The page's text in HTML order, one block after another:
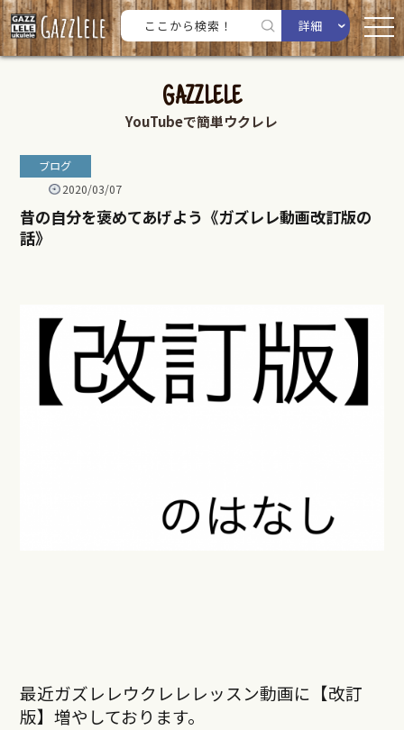
詳細
GAZZLELE
YouTubeで簡単ウクレレ
ブログ
2020/03/07
昔の自分を褒めてあげよう《ガズレレ動画改訂版の
話》
最近ガズレレウクレレレッスン動画に【改訂
版】増やしております。